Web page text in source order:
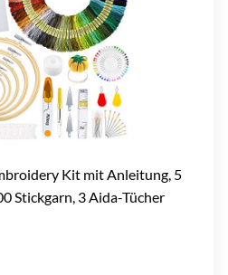
Kit mit Anleitung, 5
Stickgarn, 3 Aida-Tücher